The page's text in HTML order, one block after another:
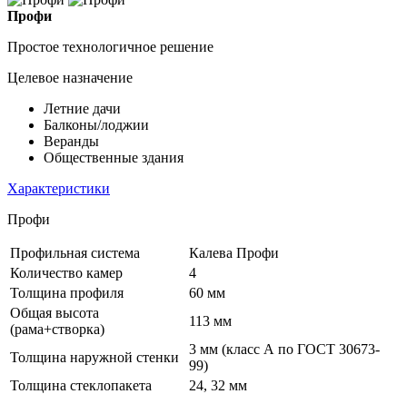
Профи
Простое технологичное решение
Целевое назначение
Летние дачи
Балконы/лоджии
Веранды
Общественные здания
Характеристики
Профи
Профильная система
Калева Профи
Количество камер
4
Толщина профиля
60 мм
Общая высота
(рама+створка)
113 мм
Толщина наружной стенки
3 мм (класс А по ГОСТ 30673-
99)
Толщина стеклопакета
24, 32 мм